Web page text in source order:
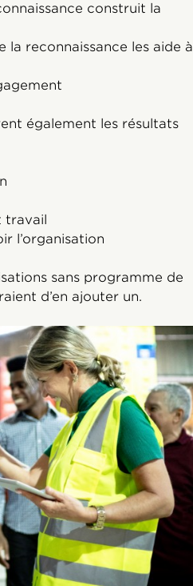
construit la
la reconnaissance les aide à
également les résultats
travail
l’organisation
sans programme de
d’en ajouter un.